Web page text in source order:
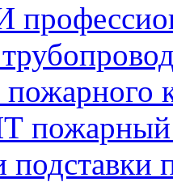
пожарный
подставки